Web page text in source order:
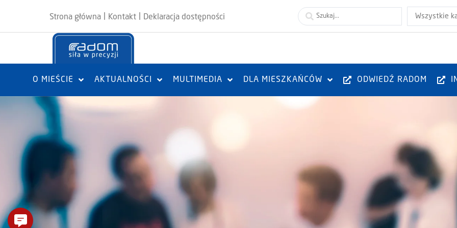
Strona główna Kontakt Deklaracja dostępności Wszystkie
O MIEŚCIE AKTUALNOŚCI MULTIMEDIA DLA MIESZKAŃCÓW ODWIEDŹ RADOM